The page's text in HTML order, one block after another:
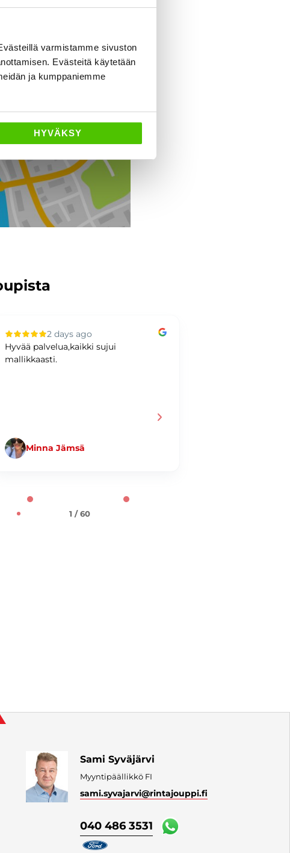
varmistamme sivuston
Evästeitä käytetään
ja kumppaniemme
HYVÄKSY
2 days ago
Hyvää palvelua,kaikki sujui
mallikkaasti.
Minna Jämsä
1 / 60
Sami Syväjärvi
Myyntipäällikkö FI
sami.syvajarvi@rintajouppi.fi
040 486 3531